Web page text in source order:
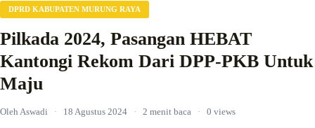
DPRD KABUPATEN MURUNG RAYA
Pilkada 2024, Pasangan HEBAT
Kantongi Rekom Dari DPP-PKB Untuk
Maju
Oleh Aswadi · 18 Agustus 2024 · 2 menit baca · 0 views